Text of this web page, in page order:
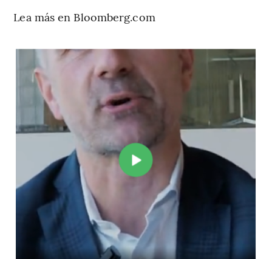
Lea más en Bloomberg.com